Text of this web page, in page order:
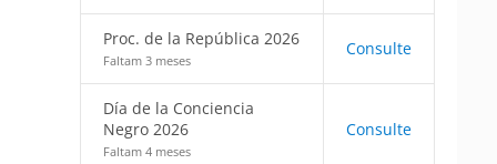
Proc. de la República 2026
Faltam 3 meses
Consulte
Día de la Conciencia
Negro 2026
Faltam 4 meses
Consulte